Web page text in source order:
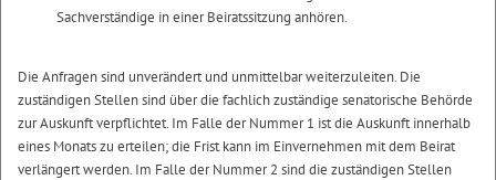
Sachverständige in einer Beiratssitzung anhören.
Die Anfragen sind unverändert und unmittelbar weiterzuleiten. Die
zuständigen Stellen sind über die fachlich zuständige senatorische Behörde
zur Auskunft verpflichtet. Im Falle der Nummer 1 ist die Auskunft innerhalb
eines Monats zu erteilen; die Frist kann im Einvernehmen mit dem Beirat
verlängert werden. Im Falle der Nummer 2 sind die zuständigen Stellen